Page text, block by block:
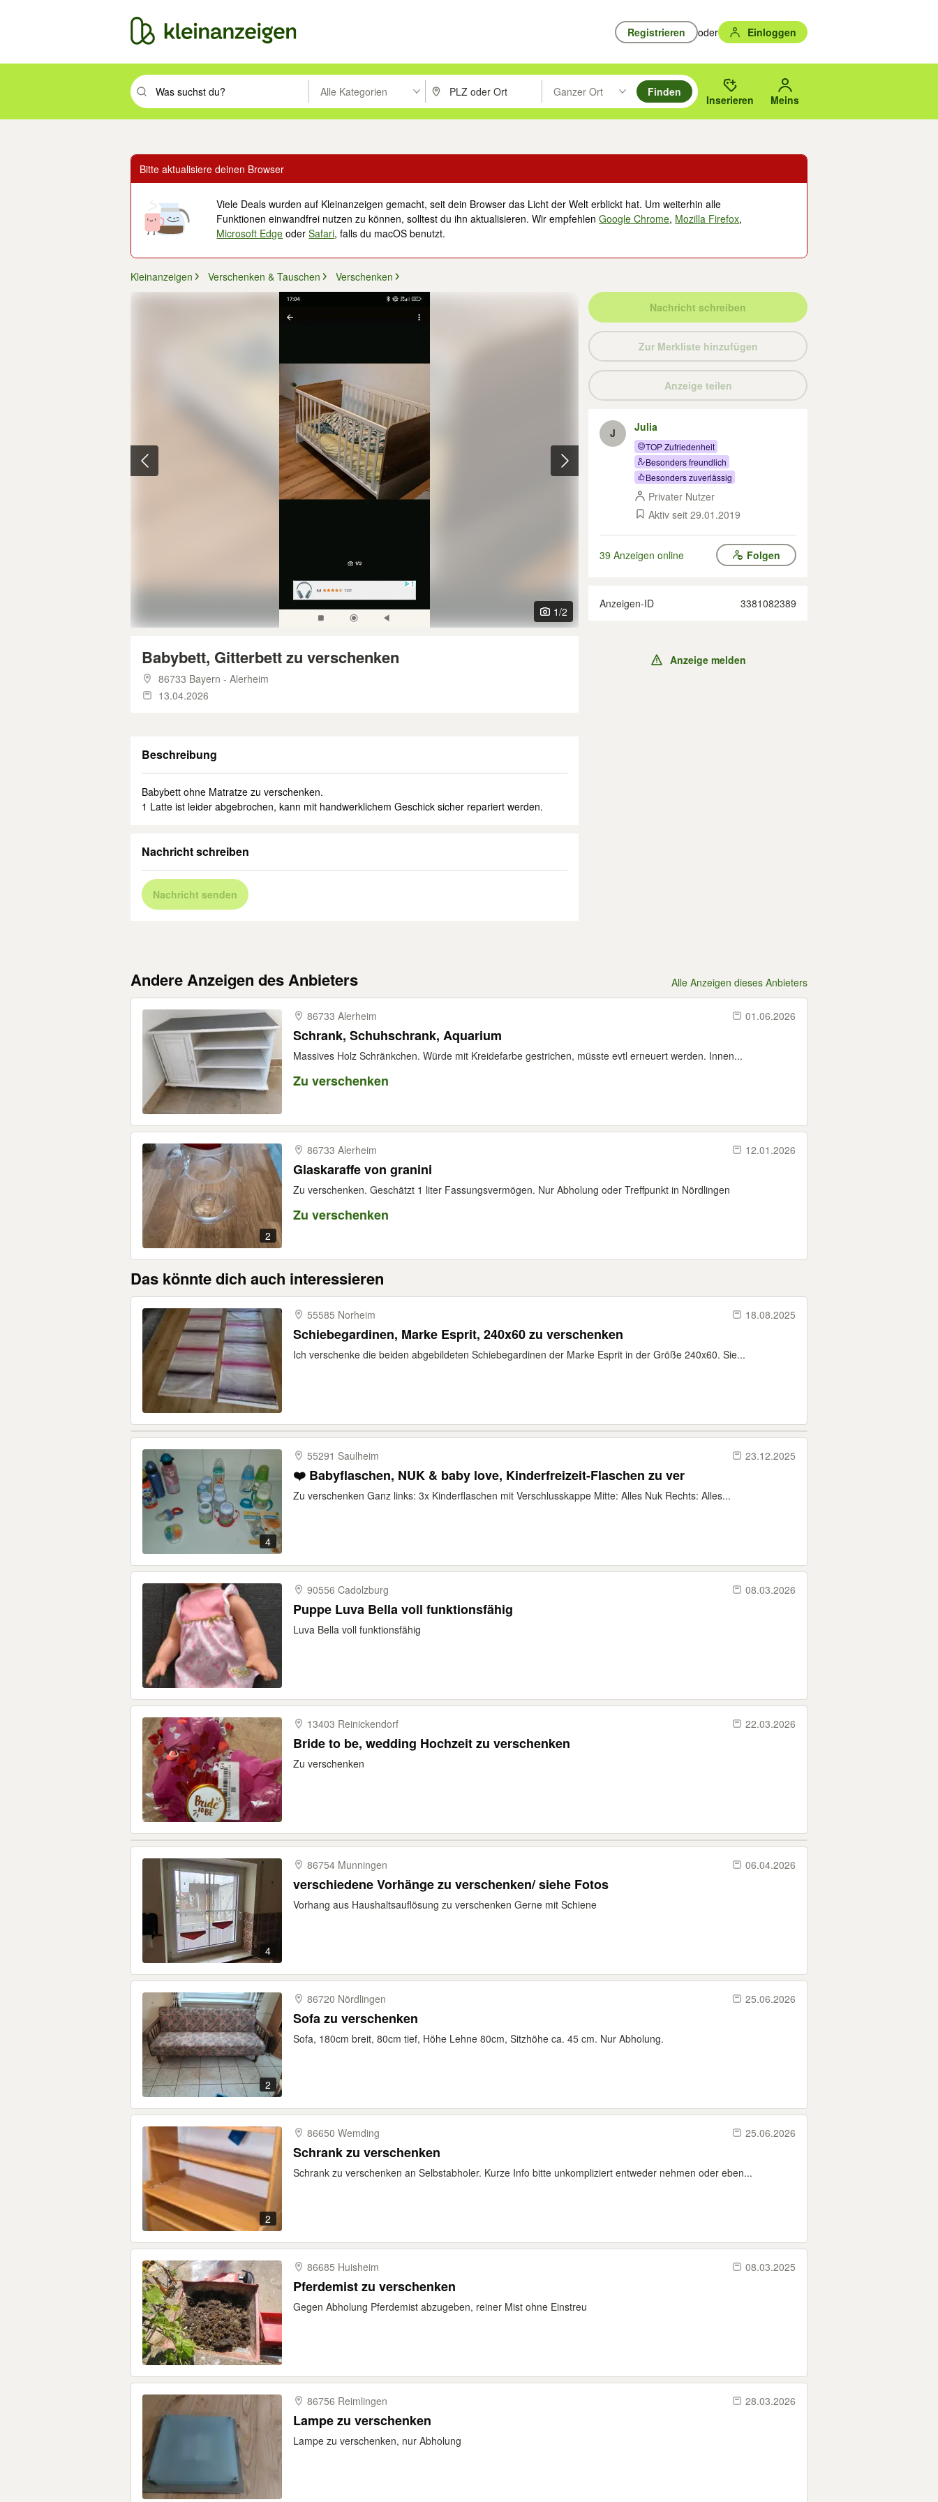
Registrieren oder Einloggen
Suchbegriff eingeben. Eingabetaste drücken um zu suchen, oder Vorschläge mit den Pfeiltasten nach oben/unten durchsuchen und mit Eingabetaste auswählen.
Alle Kategorien PLZ oder Ort eingeben. Eingabetaste drücken um zu suchen, oder Vorschläge mit den Pfeiltasten nach oben/
Ganzer Ort
Suche im Umkreis des gewählten Orts oder PLZ.
Finden
Inserieren Meins
Bitte aktualisiere deinen Browser
Viele Deals wurden auf Kleinanzeigen gemacht, seit dein Browser das Licht der Welt erblickt hat. Um weiterhin alle
Funktionen einwandfrei nutzen zu können, solltest du ihn aktualisieren. Wir empfehlenGoogle Chrome, Mozilla Firefox,
Microsoft Edge oderSafari, falls du macOS benutzt.
Kleinanzeigen Verschenken & Tauschen Verschenken
1/2
Babybett, Gitterbett zu verschenken
86733 Bayern - Alerheim
13.04.2026
Beschreibung
Babybett ohne Matratze zu verschenken.
1 Latte ist leider abgebrochen, kann mit handwerklichem Geschick sicher repariert werden.
Nachricht schreiben
Nachricht senden
Nachricht schreiben
Zur Merkliste hinzufügen
Anzeige teilen
J Julia
TOP Zufriedenheit
Besonders freundlich
Besonders zuverlässig
Privater Nutzer
Aktiv seit 29.01.2019
39 Anzeigen online Folgen
Anzeigen-ID 3381082389
Anzeige melden
Andere Anzeigen des Anbieters Alle Anzeigen dieses Anbieters
86733 Alerheim 01.06.2026
Schrank, Schuhschrank, Aquarium
Massives Holz Schränkchen. Würde mit Kreidefarbe gestrichen, müsste evtl erneuert werden. Innen...
Zu verschenken
2
86733 Alerheim 12.01.2026
Glaskaraffe von granini
Zu verschenken. Geschätzt 1 liter Fassungsvermögen. Nur Abholung oder Treffpunkt in Nördlingen
Zu verschenken
Das könnte dich auch interessieren
55585 Norheim 18.08.2025
Schiebegardinen, Marke Esprit, 240x60 zu verschenken
Ich verschenke die beiden abgebildeten Schiebegardinen der Marke Esprit in der Größe 240x60. Sie...
4
55291 Saulheim 23.12.2025
❤️ Babyflaschen, NUK & baby love, Kinderfreizeit-Flaschen zu ver
Zu verschenken Ganz links: 3x Kinderflaschen mit Verschlusskappe Mitte: Alles Nuk Rechts: Alles...
90556 Cadolzburg 08.03.2026
Puppe Luva Bella voll funktionsfähig
Luva Bella voll funktionsfähig
13403 Reinickendorf 22.03.2026
Bride to be, wedding Hochzeit zu verschenken
Zu verschenken
4
86754 Munningen 06.04.2026
verschiedene Vorhänge zu verschenken/ siehe Fotos
Vorhang aus Haushaltsauflösung zu verschenken Gerne mit Schiene
2
86720 Nördlingen 25.06.2026
Sofa zu verschenken
Sofa, 180cm breit, 80cm tief, Höhe Lehne 80cm, Sitzhöhe ca. 45 cm. Nur Abholung.
2
86650 Wemding 25.06.2026
Schrank zu verschenken
Schrank zu verschenken an Selbstabholer. Kurze Info bitte unkompliziert entweder nehmen oder eben...
86685 Huisheim 08.03.2025
Pferdemist zu verschenken
Gegen Abholung Pferdemist abzugeben, reiner Mist ohne Einstreu
86756 Reimlingen 28.03.2026
Lampe zu verschenken
Lampe zu verschenken, nur Abholung